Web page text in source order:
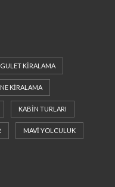
KIRALAMA
KIRALAMA
KABIN TURLARI
MAVI YOLCULUK